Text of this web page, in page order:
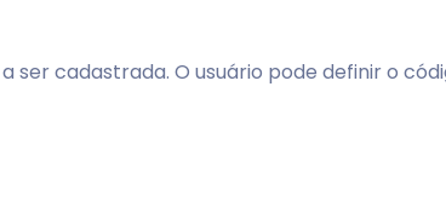
cadastrada. O usuário pode definir o